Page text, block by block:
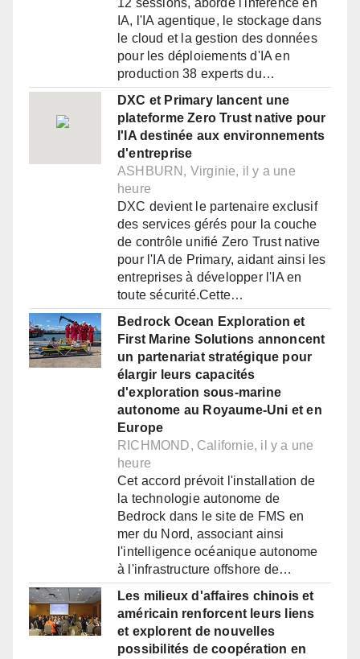
12 sessions, aborde l'inférence en
IA, l'IA agentique, le stockage dans
le cloud et la gestion des données
pour les déploiements d'IA en
production 38 experts du…
DXC et Primary lancent une
plateforme Zero Trust native pour
l'IA destinée aux environnements
d'entreprise
ASHBURN, Virginie, il y a une
heure
DXC devient le partenaire exclusif
des services gérés pour la couche
de contrôle unifié Zero Trust native
pour l'IA de Primary, aidant ainsi les
entreprises à développer l'IA en
toute sécurité.Cette…
Bedrock Ocean Exploration et
First Marine Solutions annoncent
un partenariat stratégique pour
élargir leurs capacités
d'exploration sous-marine
autonome au Royaume-Uni et en
Europe
RICHMOND, Californie, il y a une
heure
Cet accord prévoit l'installation de
la technologie autonome de
Bedrock dans le site de FMS en
mer du Nord, associant ainsi
l'intelligence océanique autonome
à l'infrastructure offshore de…
Les milieux d'affaires chinois et
américain renforcent leurs liens
et explorent de nouvelles
possibilités de coopération en